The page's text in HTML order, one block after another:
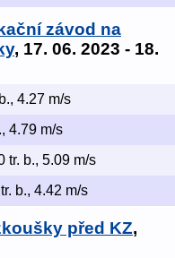
závod na
, 17. 06. 2023 - 18.
4.27 m/s
4.79 m/s
tr. b., 5.09 m/s
b., 4.42 m/s
před KZ,